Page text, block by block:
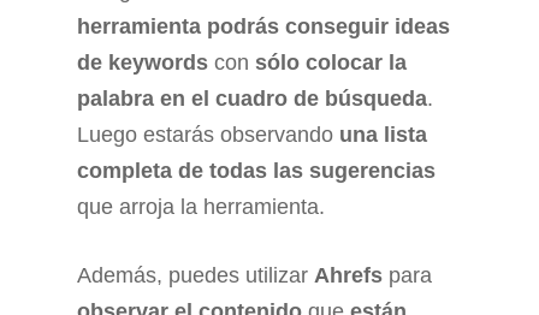
herramienta podrás conseguir ideas
de keywords con sólo colocar la
palabra en el cuadro de búsqueda.
Luego estarás observando una lista
completa de todas las sugerencias
que arroja la herramienta.
Además, puedes utilizar Ahrefs para